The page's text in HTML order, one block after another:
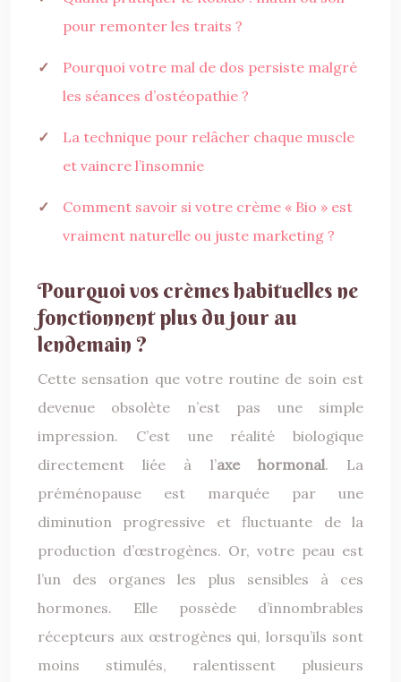
pour remonter les traits ?
Pourquoi votre mal de dos persiste malgré
les séances d’ostéopathie ?
La technique pour relâcher chaque muscle
et vaincre l’insomnie
Comment savoir si votre crème « Bio » est
vraiment naturelle ou juste marketing ?
Pourquoi vos crèmes habituelles ne
fonctionnent plus du jour au
lendemain ?
Cette sensation que votre routine de soin est
devenue obsolète n’est pas une simple
impression. C’est une réalité biologique
directement liée à l’axe hormonal. La
préménopause est marquée par une
diminution progressive et fluctuante de la
production d’œstrogènes. Or, votre peau est
l’un des organes les plus sensibles à ces
hormones. Elle possède d’innombrables
récepteurs aux œstrogènes qui, lorsqu’ils sont
moins stimulés, ralentissent plusieurs